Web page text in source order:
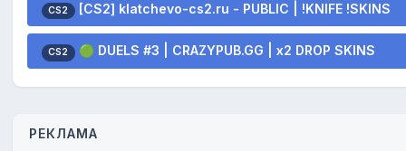
CS2 [CS2] klatchevo-cs2.ru - PUBLIC | !KNIFE !SKINS
CS2 🟢 DUELS #3 | CRAZYPUB.GG | x2 DROP SKINS
РЕКЛАМА